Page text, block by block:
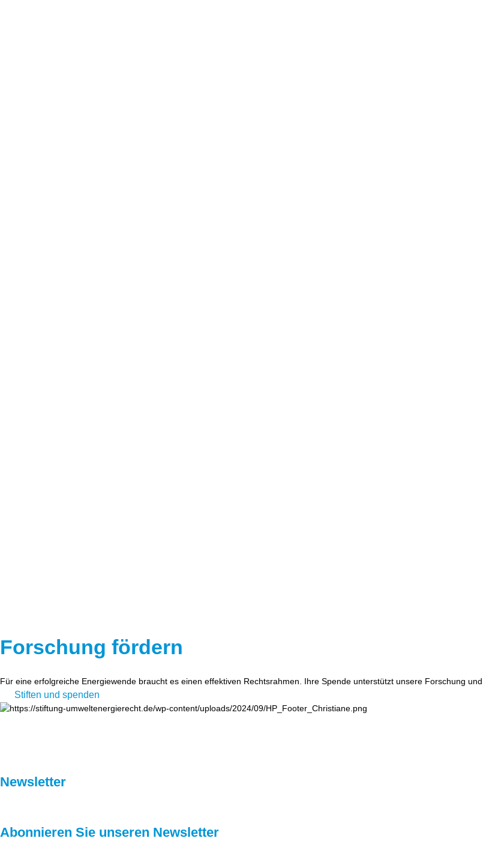
Forschung fördern
Für eine erfolgreiche Energiewende braucht es einen effektiven Rechtsrahmen. Ihre Spende unterstützt unsere Forschung
Stiften und spenden
Newsletter
Abonnieren Sie unseren Newsletter